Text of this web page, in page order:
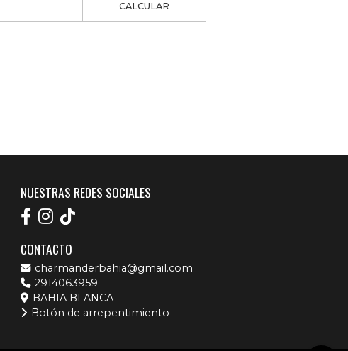
CALCULAR
NUESTRAS REDES SOCIALES
CONTACTO
charmanderbahia@gmail.com
2914063959
BAHIA BLANCA
Botón de arrepentimiento